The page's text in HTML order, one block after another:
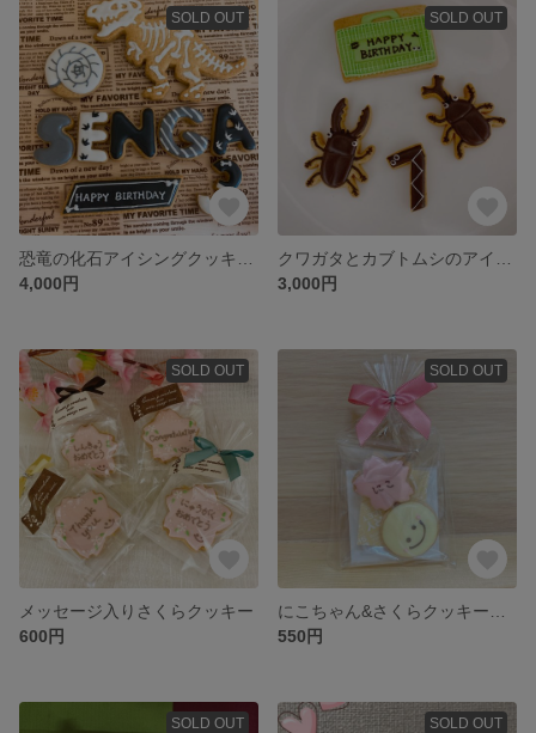
SOLD OUT
4,000円
SOLD OUT
3,000円
SOLD OUT
メッセージ入りさくらクッキー
600円
SOLD OUT
550円
SOLD OUT SOLD OUT